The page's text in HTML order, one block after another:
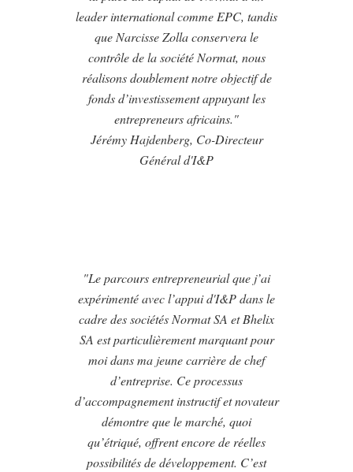
leader international comme EPC, tandis
que Narcisse Zolla conservera le
contrôle de la société Normat, nous
réalisons doublement notre objectif de
fonds d’investissement appuyant les
entrepreneurs africains."
Jérémy Hajdenberg, Co-Directeur
Général d'I&P
"Le parcours entrepreneurial que j’ai
expérimenté avec l’appui d'I&P dans le
cadre des sociétés Normat SA et Bhelix
SA est particulièrement marquant pour
moi dans ma jeune carrière de chef
d’entreprise. Ce processus
d’accompagnement instructif et novateur
démontre que le marché, quoi
qu’étriqué, offrent encore de réelles
possibilités de développement. C’est